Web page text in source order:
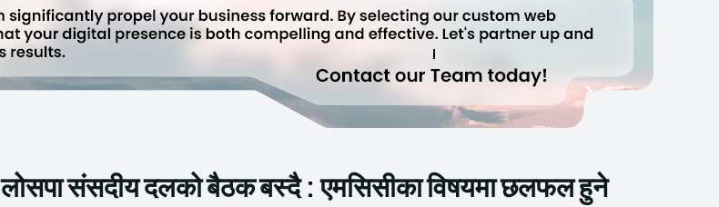
लोसपा संसदीय दलको बैठक बस्दै : एमसिसीका विषयमा छलफल हुने